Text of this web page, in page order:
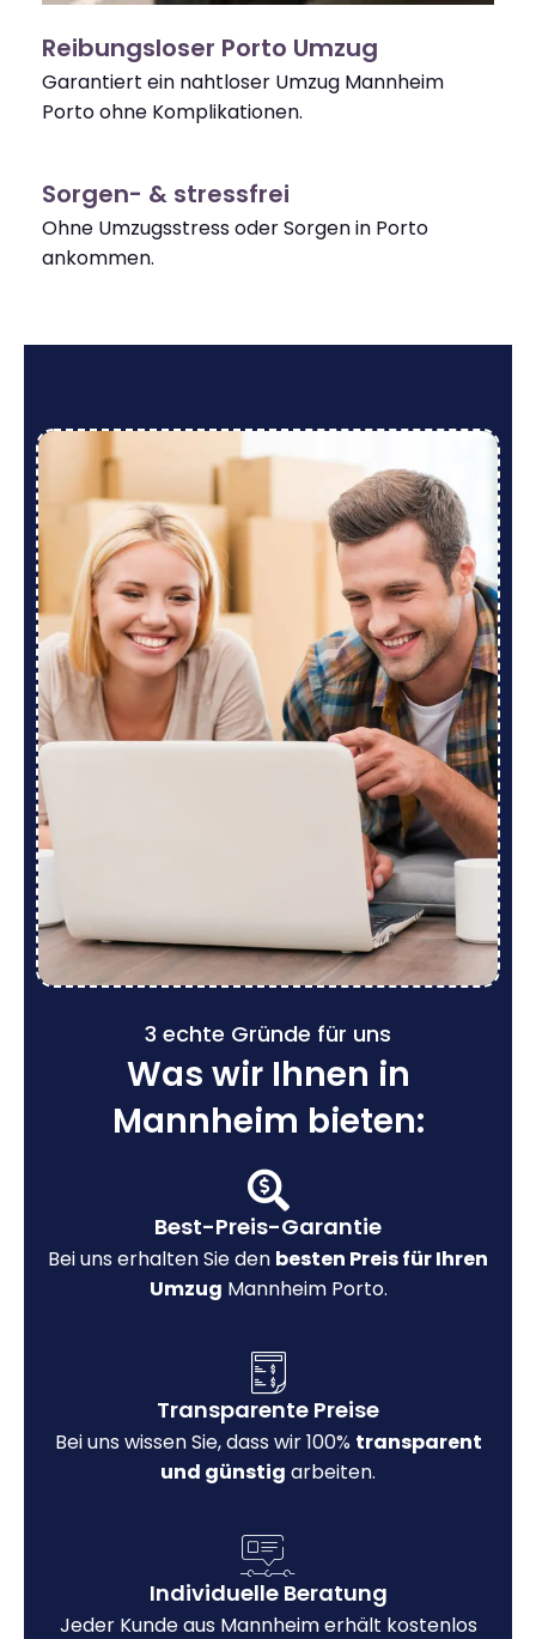
Reibungsloser Porto Umzug
Garantiert ein nahtloser Umzug Mannheim
Porto ohne Komplikationen.
Sorgen- & stressfrei
Ohne Umzugsstress oder Sorgen in Porto
ankommen.
3 echte Gründe für uns
Was wir Ihnen in
Mannheim bieten:
Best-Preis-Garantie
Bei uns erhalten Sie den besten Preis für Ihren
Umzug Mannheim Porto.
Transparente Preise
Bei uns wissen Sie, dass wir 100% transparent
und günstig arbeiten.
Individuelle Beratung
Jeder Kunde aus Mannheim erhält kostenlos